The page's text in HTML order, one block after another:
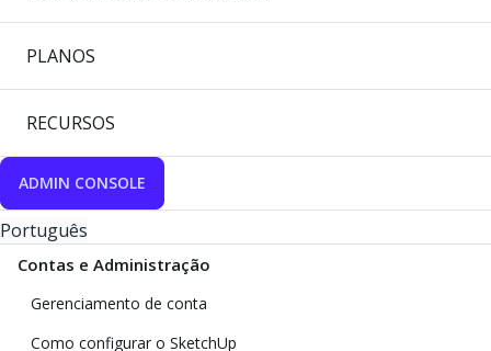
PLANOS
RECURSOS
ADMIN CONSOLE
Português
Contas e Administração
Gerenciamento de conta
Como configurar o SketchUp